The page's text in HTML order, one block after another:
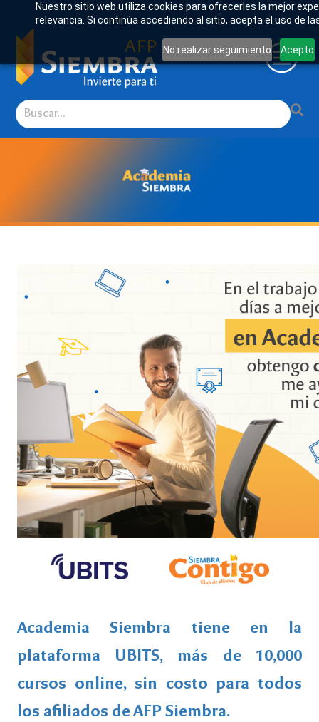
Nuestro sitio web utiliza cookies para ofrecerles la mejor
relevancia. Si continúa accediendo al sitio, acepta el uso de
No realizar seguimiento Acepto
Academia Siembra tiene en la
plataforma UBITS, más de 10,000
cursos online, sin costo para todos
los afiliados de AFP Siembra.